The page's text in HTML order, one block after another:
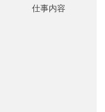
仕事内容